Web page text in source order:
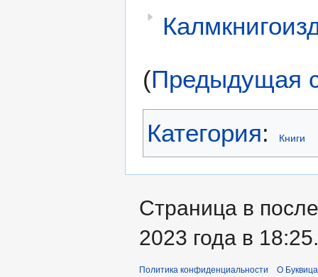
(Предыдущая
Категория: Книги
Страница в
2023 года в 18:25.
Политика конфиденциальности О Буквица